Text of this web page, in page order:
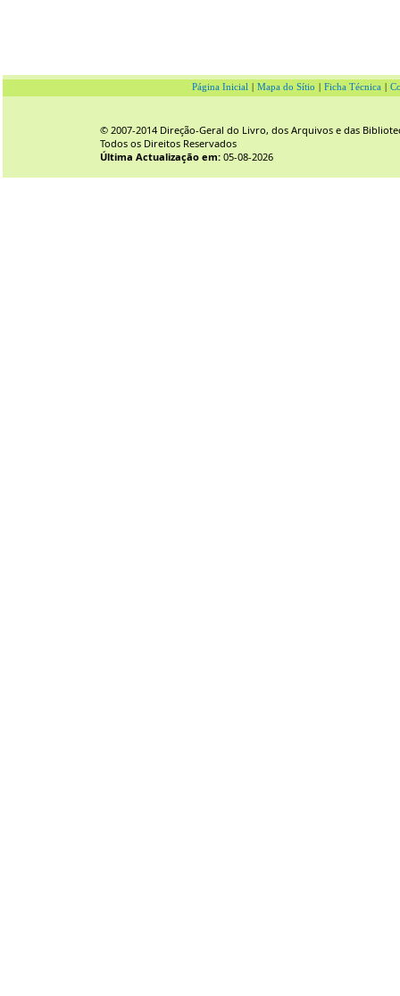
Página Inicial Mapa do Sítio Ficha Técnica
© 2007-2014 Direção-Geral do Livro, dos Arquivos e das
Todos os Direitos Reservados
Última Actualização em: 05-08-2026